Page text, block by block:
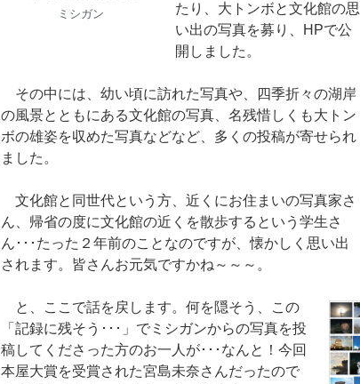
ミシガン
たり、大トンボと文化館の思
い出の写真を募り、HPで公
開しました。
その中には、幼い頃に訪れた写真や、四季折々の湖岸
の風景とともにある文化館の写真、名残惜しくも大トン
ボの雄姿を収めた写真などなど、多くの投稿が寄せられ
ました。
文化館と同世代という方、近くにお住まいの写真家さ
ん、帰省の度に文化館の近くを散歩するという学生さ
ん･･･たった２年前のことなのですが、懐かしく思い出
されます。皆さんお元気ですかね～～～。
と、ここで話を戻します。何を隠そう、この
「記録に残そう･･･」でミシガンからの写真を投
稿してくださった方のお一人が･･･なんと！今回
本屋大賞を受賞された宮島未奈さんだったので